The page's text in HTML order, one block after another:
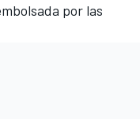
por las